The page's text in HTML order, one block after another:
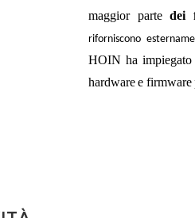
maggior parte dei
riforniscono
HOIN ha
hardwaree firmware